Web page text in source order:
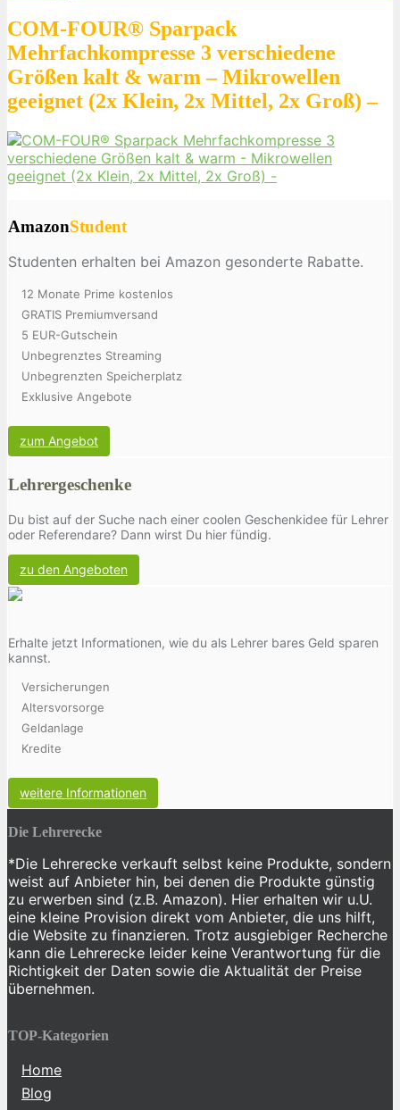
COM-FOUR® Sparpack
Mehrfachkompresse 3 verschiedene
Größen kalt & warm – Mikrowellen
geeignet (2x Klein, 2x Mittel, 2x Groß) –
AmazonStudent
Studenten erhalten bei Amazon gesonderte Rabatte.
12 Monate Prime kostenlos
GRATIS Premiumversand
5 EUR-Gutschein
Unbegrenztes Streaming
Unbegrenzten Speicherplatz
Exklusive Angebote
zum Angebot
Lehrergeschenke
Du bist auf der Suche nach einer coolen Geschenkidee für Lehrer
oder Referendare? Dann wirst Du hier fündig.
zu den Angeboten
Erhalte jetzt Informationen, wie du als Lehrer bares Geld sparen
kannst.
Versicherungen
Altersvorsorge
Geldanlage
Kredite
weitere Informationen
Die Lehrerecke
*Die Lehrerecke verkauft selbst keine Produkte, sondern
weist auf Anbieter hin, bei denen die Produkte günstig
zu erwerben sind (z.B. Amazon). Hier erhalten wir u.U.
eine kleine Provision direkt vom Anbieter, die uns hilft,
die Website zu finanzieren. Trotz ausgiebiger Recherche
kann die Lehrerecke leider keine Verantwortung für die
Richtigkeit der Daten sowie die Aktualität der Preise
übernehmen.
TOP-Kategorien
Home
Blog